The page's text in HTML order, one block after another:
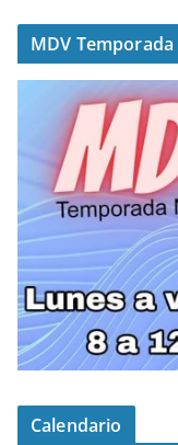
MDV
Calendario